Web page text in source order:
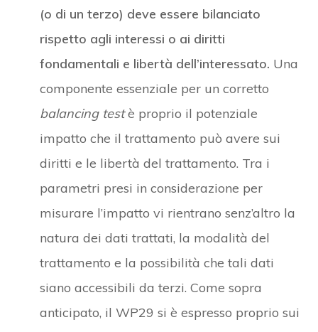
(o di un terzo) deve essere bilanciato
rispetto agli interessi o ai diritti
fondamentali e libertà dell’interessato. Una
componente essenziale per un corretto
balancing testè proprio il potenziale
impatto che il trattamento può avere sui
diritti e le libertà del trattamento. Tra i
parametri presi in considerazione per
misurare l’impatto vi rientrano senz’altro la
natura dei dati trattati, la modalità del
trattamento e la possibilità che tali dati
siano accessibili da terzi. Come sopra
anticipato, il WP29 si è espresso proprio sui